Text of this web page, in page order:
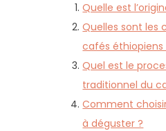
Quelle est
Quelles sont les
cafés éthiopiens
Quel est le
traditionnel du
Comment
à déguster ?